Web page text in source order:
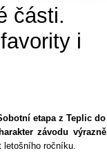
části.
i
etapa z Teplic do
závodu výrazně
letošního ročníku.